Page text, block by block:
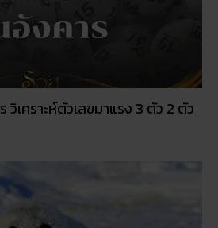
เคราะห์ตัวเลขมาแรง 3 ตัว 2 ตัว